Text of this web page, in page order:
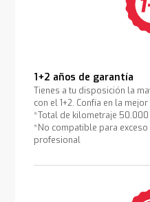
1+2 años de garantía
Tienes a tu disposición la
con el 1+2. Confía en la
*Total de kilometraje 50.000
*No compatible para
profesional